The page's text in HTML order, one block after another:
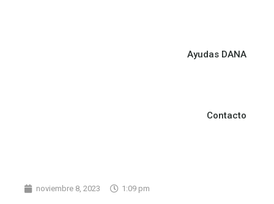
Ayudas DANA
Contacto
noviembre 8, 2023 1:09 pm